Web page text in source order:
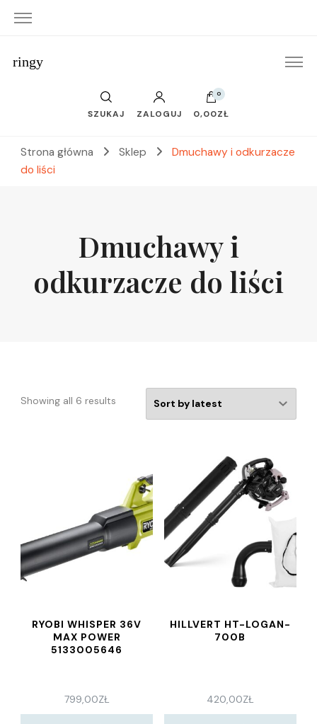
ringy
SZUKAJ ZALOGUJ
0
0,00ZŁ
Strona główna Sklep
Dmuchawy i odkurzacze
do liści
Dmuchawy i
odkurzacze do liści
Showing all 6 results
RYOBI WHISPER 36V
MAX POWER
5133005646
799,00ZŁ
HILLVERT HT-LOGAN-
700B
420,00ZŁ